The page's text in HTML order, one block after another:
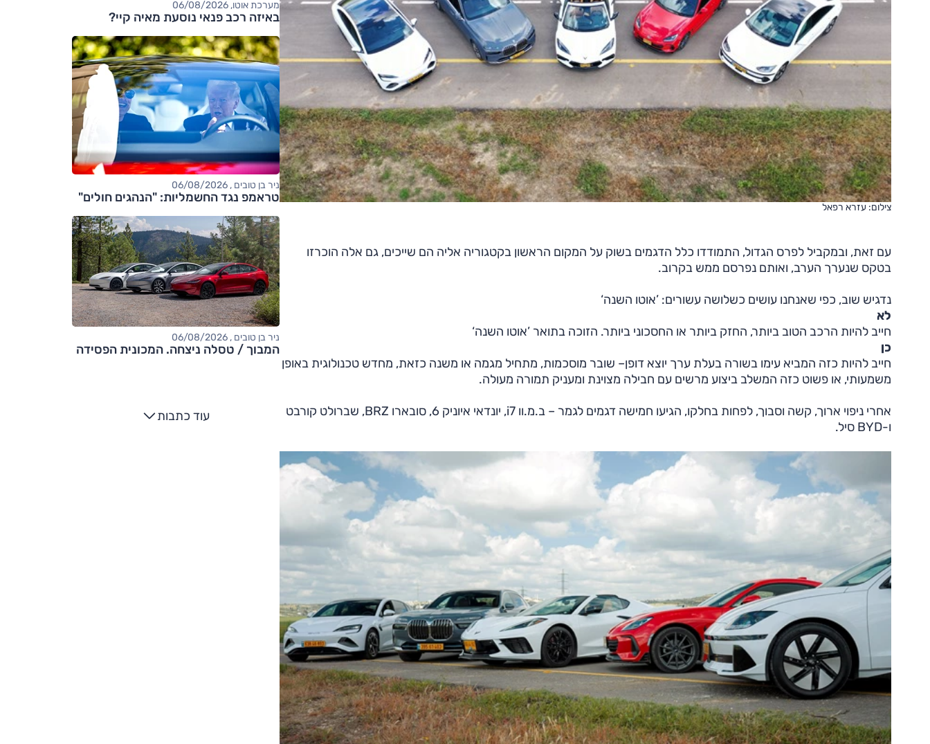
צילום: עזרא רפאל
עם זאת, ובמקביל לפרס הגדול, התמודדו כלל הדגמים בשוק על המקום הראשון בקטגוריה אליה הם שייכים, גם אלה הוכרזו
בטקס שנערך הערב, ואותם נפרסם ממש בקרוב.
נדגיש שוב, כפי שאנחנו עושים כשלושה עשורים: ’אוטו השנה‘
לא
חייב להיות הרכב הטוב ביותר, החזק ביותר או החסכוני ביותר. הזוכה בתואר ’אוטו השנה‘
כן
חייב להיות כזה המביא עימו בשורה בעלת ערך יוצא דופן– שובר מוסכמות, מתחיל מגמה או משנה כזאת, מחדש טכנולוגית באופן
משמעותי, או פשוט כזה המשלב ביצוע מרשים עם חבילה מצוינת ומעניק תמורה מעולה.
אחרי ניפוי ארוך, קשה וסבוך, לפחות בחלקו, הגיעו חמישה דגמים לגמר – ב.מ.וו i7, יונדאי איוניק 6, סובארו BRZ, שברולט קורבט
ו-BYD סיל.
מערכת אוטו, 06/08/2026
באיזה רכב פנאי נוסעת מאיה קיי?
ניר בן טובים , 06/08/2026
טראמפ נגד החשמליות: "הנהגים חולים"
ניר בן טובים , 06/08/2026
המבוך / טסלה ניצחה. המכונית הפסידה
עוד כתבות